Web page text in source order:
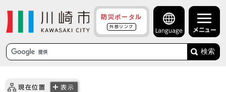
防災ポータル
外部リンク
Language メニュー
検索
現在位置 表示